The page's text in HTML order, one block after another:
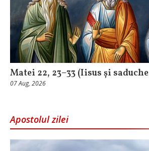
Matei 22, 23–33 (Iisus și
07 Aug, 2026
Apostolul zilei